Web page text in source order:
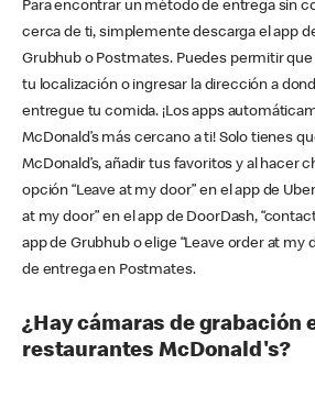
Para encontrar un método de entrega sin
cerca de ti, simplemente descarga el app
Grubhub o Postmates. Puedes permitir
tu localización o ingresar la dirección a
entregue tu comida. ¡Los apps
McDonald’s más cercano a ti! Solo tienes
McDonald’s, añadir tus favoritos y al hacer
opción “Leave at my door” en el app de
at my door” en el app de DoorDash,
app de Grubhub o elige “Leave order at my
de entrega en Postmates.
¿Hay cámaras de grabación
restaurantes McDonald's?